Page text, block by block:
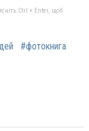
Ctrl + Enter, щоб
#фотокнига